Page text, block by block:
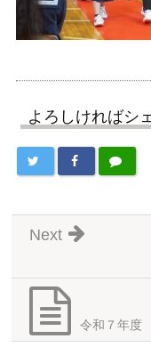
よろしければシ
Next
令和７年度